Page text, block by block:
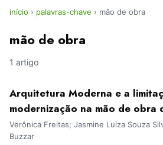
início › palavras-chave › mão de obra
mão de obra
1 artigo
Arquitetura Moderna e a
modernização na mão de obra
Verônica Freitas; Jasmine Luiza Souza
Buzzar